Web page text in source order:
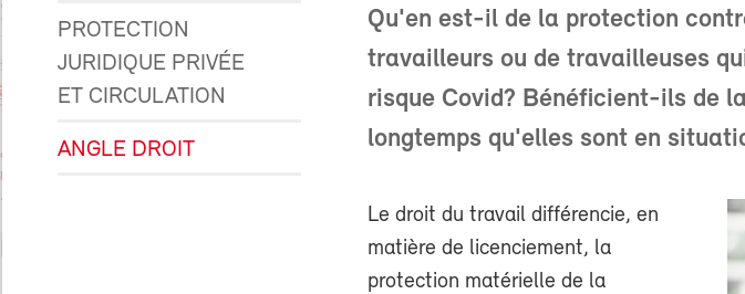
PROTECTION
JURIDIQUE PRIVÉE
ET CIRCULATION
ANGLE DROIT
Qu'en est-il de la protection
travailleurs ou de travailleuses
risque Covid? Bénéficient-ils de
longtemps qu'elles sont en
Le droit du travail différencie, en
matière de licenciement, la
protection matérielle de la